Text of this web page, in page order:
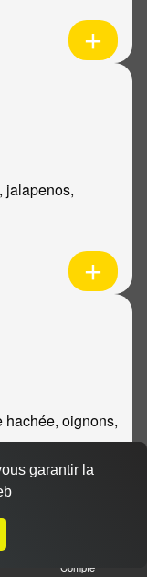
jalapenos,
hachée, oignons,
Compte
garantir la